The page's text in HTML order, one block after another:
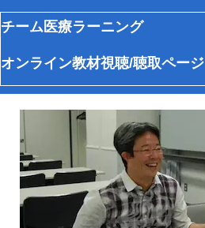
チーム医療ラーニング
オンライン教材視聴/聴取ページ